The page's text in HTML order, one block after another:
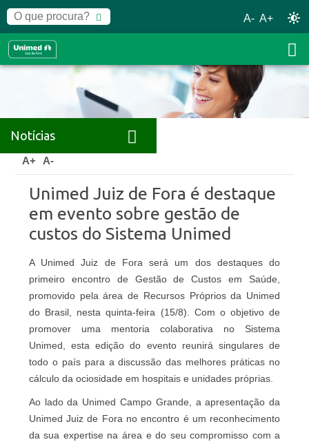
A- A+
Notícias
Home Notícias
A+ A-
Unimed Juiz de Fora é destaque
em evento sobre gestão de
custos do Sistema Unimed
A Unimed Juiz de Fora será um dos destaques do
primeiro encontro de Gestão de Custos em Saúde,
promovido pela área de Recursos Próprios da Unimed
do Brasil, nesta quinta-feira (15/8). Com o objetivo de
promover uma mentoria colaborativa no Sistema
Unimed, esta edição do evento reunirá singulares de
todo o país para a discussão das melhores práticas no
cálculo da ociosidade em hospitais e unidades próprias.
Ao lado da Unimed Campo Grande, a apresentação da
Unimed Juiz de Fora no encontro é um reconhecimento
da sua expertise na área e do seu compromisso com a